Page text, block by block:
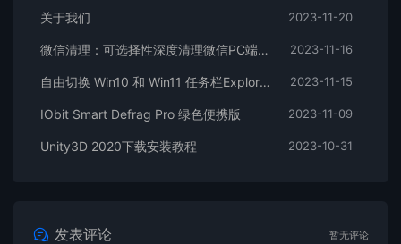
关于我们 2023-11-20
微信清理：可选择性深度清理微信PC端文件 2023-11-16
自由切换 Win10 和 Win11 任务栏ExplorerPatcher 2023-11-15
IObit Smart Defrag Pro 绿色便携版 2023-11-09
Unity3D 2020下载安装教程 2023-10-31
发表评论 暂无评论